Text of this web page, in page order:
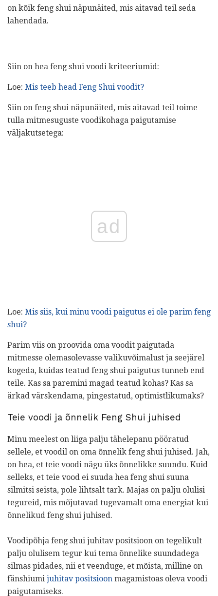
on kõik feng shui näpunäited, mis aitavad teil seda
lahendada.
Siin on hea feng shui voodi kriteeriumid:
Loe: Mis teeb head Feng Shui voodit?
Siin on feng shui näpunäited, mis aitavad teil toime
tulla mitmesuguste voodikohaga paigutamise
väljakutsetega:
ad
Loe: Mis siis, kui minu voodi paigutus ei ole parim feng
shui?
Parim viis on proovida oma voodit paigutada
mitmesse olemasolevasse valikuvõimalust ja seejärel
kogeda, kuidas teatud feng shui paigutus tunneb end
teile. Kas sa paremini magad teatud kohas? Kas sa
ärkad värskendama, pingestatud, optimistlikumaks?
Teie voodi ja õnnelik Feng Shui juhised
Minu meelest on liiga palju tähelepanu pööratud
sellele, et voodil on oma õnnelik feng shui juhised. Jah,
on hea, et teie voodi nägu üks õnnelikke suundu. Kuid
selleks, et teie vood ei suuda hea feng shui suuna
silmitsi seista, pole lihtsalt tark. Majas on palju olulisi
tegureid, mis mõjutavad tugevamalt oma energiat kui
õnnelikud feng shui juhised.
Voodipõhja feng shui juhitav positsioon on tegelikult
palju olulisem tegur kui tema õnnelike suundadega
silmas pidades, nii et veenduge, et mõista, milline on
fänshiumi juhitav positsioon magamistoas oleva voodi
paigutamiseks.